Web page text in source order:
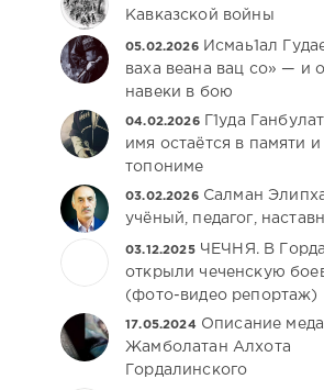
Кавказской войны
05.02.2026
Исмаь1ал
ваха веана вац со» — и
навеки в бою
04.02.2026
Г1уда
имя остаётся в памяти и
топониме
03.02.2026 Салман
учёный, педагог,
03.12.2025 ЧЕЧНЯ. В
открыли чеченскую
(фото-видео репортаж)
17.05.2024 Описание
Жамболатан Алхота
Гордалинского